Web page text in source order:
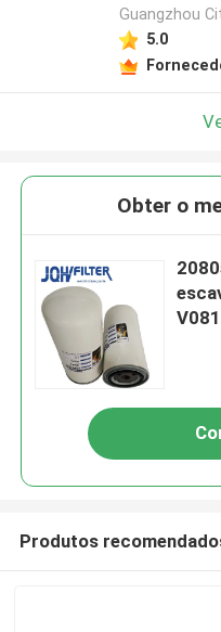
Guangzhou
5.0
Obter o
Produtos